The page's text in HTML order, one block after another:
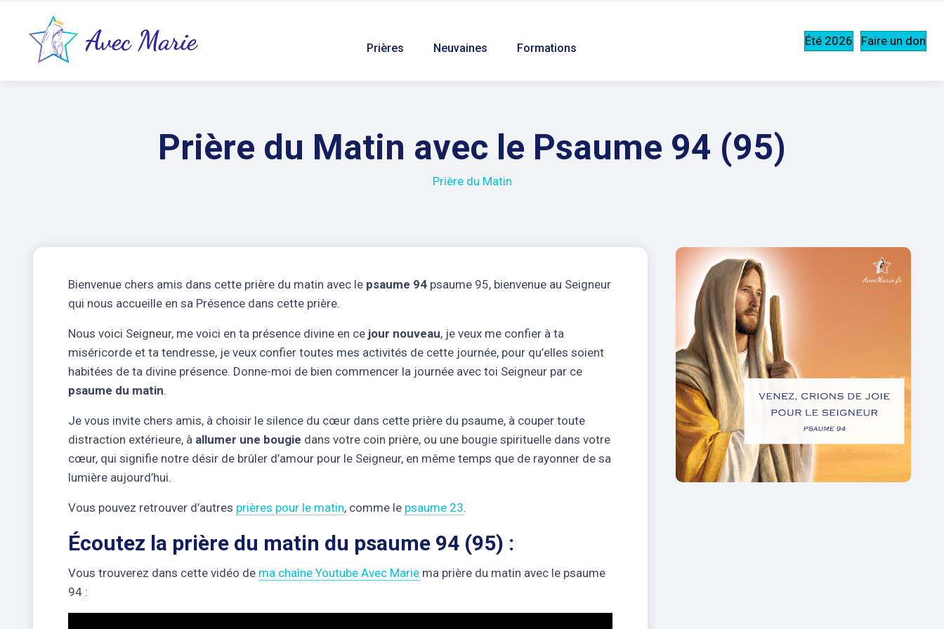
Prières Neuvaines Formations
Été 2026 Faire un don
Prière du Matin avec le Psaume 94 (95)
Prière du Matin
Bienvenue chers amis dans cette prière du matin avec le psaume 94 psaume 95, bienvenue au Seigneur
qui nous accueille en sa Présence dans cette prière.
Nous voici Seigneur, me voici en ta présence divine en ce jour nouveau, je veux me confier à ta
miséricorde et ta tendresse, je veux confier toutes mes activités de cette journée, pour qu’elles soient
habitées de ta divine présence. Donne-moi de bien commencer la journée avec toi Seigneur par ce
psaume du matin.
Je vous invite chers amis, à choisir le silence du cœur dans cette prière du psaume, à couper toute
distraction extérieure, à allumer une bougie dans votre coin prière, ou une bougie spirituelle dans votre
cœur, qui signifie notre désir de brûler d’amour pour le Seigneur, en même temps que de rayonner de sa
lumière aujourd’hui.
Vous pouvez retrouver d’autres prières pour le matin, comme le psaume 23.
Écoutez la prière du matin du psaume 94 (95) :
Vous trouverez dans cette vidéo de ma chaîne Youtube Avec Marie ma prière du matin avec le psaume
94 :